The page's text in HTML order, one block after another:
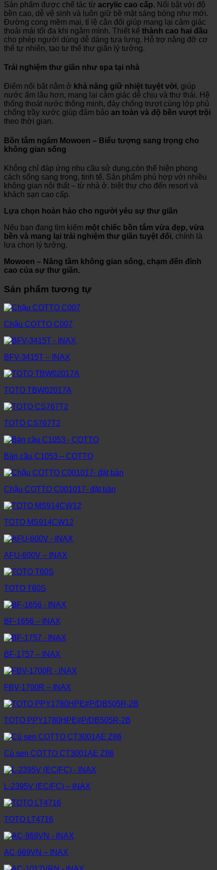
Sản phẩm được chế tác từ acrylic cao cấp. Nổi bật với độ
bền cao, dễ vệ sinh và luôn giữ bề mặt sáng bóng như mới.
Đường cong mềm mại, tỉ lệ cân đối giúp mang lại cảm giác
thoải mái tối đa khi ngâm mình. Thiết kế thành cao hai đầu
cho phép người dùng dễ dàng tựa lưng. Hỗ trợ nâng đỡ cơ
thể tự nhiên, tạo tư thế thư giãn lý tưởng.
Trải nghiệm thư giãn như spa tại nhà
Điểm nổi bật nằm ở khả năng giữ nhiệt tuyệt vời, giúp
nước ấm lâu hơn, mang lại cảm giác dễ chịu và thư thái. Hệ
thống thoát nước thông minh, đáy chống trượt cùng lớp phủ
chống trầy xước giúp đảm bảo an toàn và độ bền vượt trội
theo thời gian.
Bồn tắm ngâm Mowoen – Biểu tượng sang trọng cho
không gian sống
Không chỉ đáp ứng nhu cầu sử dụng,còn thể hiện phong
cách sống sang trọng, tinh tế. Sản phẩm phù hợp với nhiều
không gian nội thất – từ nhà ở. biệt thự cho đến resort và
khách sạn cao cấp.
Lựa chọn hoàn hảo cho người yêu sự thư giãn
Nếu bạn đang tìm kiếm một chiếc bồn tắm vừa đẹp, vừa
bền và mang lại trải nghiệm thư giãn tuyệt đối, chính là
lựa chọn lý tưởng.
Mowoen – Nâng tầm không gian sống, chạm đến đỉnh
cao của sự thư giãn.
Sản phẩm tương tự
Chậu COTTO C007
BFV-3415T – INAX
TOTO TBW02017A
TOTO CS767T2
Bàn cầu C1053 – COTTO
Chậu COTTO C001017- đặt bàn
TOTO MS914CW12
AFU-600V – INAX
TOTO T60S
BF-1656 – INAX
BF-1757 – INAX
FBV-1700R – INAX
TOTO PPY1780HPE#P/DB505R-2B
Củ sen COTTO CT3001AE Z86
L-2395V (EC/FC) – INAX
TOTO LT4716
AC-969VN – INAX